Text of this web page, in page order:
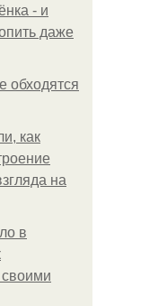
- и
даже
обходятся
как
на
в
своими